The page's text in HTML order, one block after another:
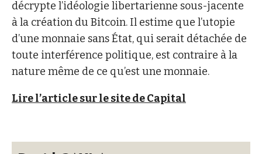
décrypte l’idéologie libertarienne sous-jacente
à la création du Bitcoin. Il estime que l’utopie
d’une monnaie sans État, qui serait détachée de
toute interférence politique, est contraire à la
nature même de ce qu’est une monnaie.
Lire l’article sur le site de Capital